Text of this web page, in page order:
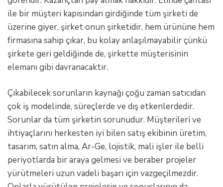
ile bir müşteri kapısından girdiğinde tüm şirketi de
üzerine giyer, şirket onun şirketidir, hem ürününe hem
firmasına sahip çıkar, bu kolay anlaşılmayabilir çünkü
şirkete geri geldiğinde de, şirkette müşterisinin
elemanı gibi davranacaktır.
Çıkabilecek sorunların kaynağı çoğu zaman satıcıdan
çok iş modelinde, süreçlerde ve dış etkenlerdedir.
Sorunlar da tüm şirketin sorunudur. Müşterileri ve
ihtiyaçlarını herkesten iyi bilen satış ekibinin üretim,
tasarım, satın alma, Ar-Ge, lojistik, mali işler ile belli
periyotlarda bir araya gelmesi ve beraber projeler
yürütmeleri uzun vadeli başarı için vazgeçilmezdir.